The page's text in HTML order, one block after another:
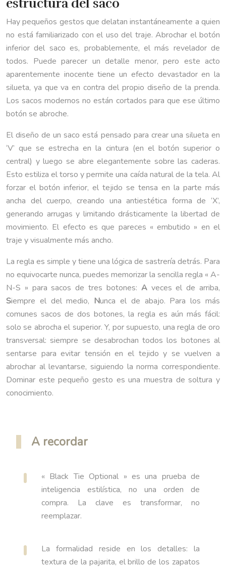
estructura del saco
Hay pequeños gestos que delatan instantáneamente a quien
no está familiarizado con el uso del traje. Abrochar el botón
inferior del saco es, probablemente, el más revelador de
todos. Puede parecer un detalle menor, pero este acto
aparentemente inocente tiene un efecto devastador en la
silueta, ya que va en contra del propio diseño de la prenda.
Los sacos modernos no están cortados para que ese último
botón se abroche.
El diseño de un saco está pensado para crear una silueta en
‘V’ que se estrecha en la cintura (en el botón superior o
central) y luego se abre elegantemente sobre las caderas.
Esto estiliza el torso y permite una caída natural de la tela. Al
forzar el botón inferior, el tejido se tensa en la parte más
ancha del cuerpo, creando una antiestética forma de ‘X’,
generando arrugas y limitando drásticamente la libertad de
movimiento. El efecto es que pareces « embutido » en el
traje y visualmente más ancho.
La regla es simple y tiene una lógica de sastrería detrás. Para
no equivocarte nunca, puedes memorizar la sencilla regla « A-
N-S » para sacos de tres botones: Aveces el de arriba,
Siempre el del medio, Nunca el de abajo. Para los más
comunes sacos de dos botones, la regla es aún más fácil:
solo se abrocha el superior. Y, por supuesto, una regla de oro
transversal: siempre se desabrochan todos los botones al
sentarse para evitar tensión en el tejido y se vuelven a
abrochar al levantarse, siguiendo la norma correspondiente.
Dominar este pequeño gesto es una muestra de soltura y
conocimiento.
A recordar
« Black Tie Optional » es una prueba de
inteligencia estilística, no una orden de
compra. La clave es transformar, no
reemplazar.
La formalidad reside en los detalles: la
textura de la pajarita, el brillo de los zapatos